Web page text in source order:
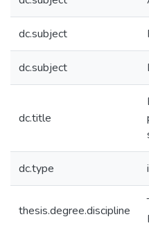
dc.subject
dc.subject
dc.title
dc.type
thesis.degree.discipline